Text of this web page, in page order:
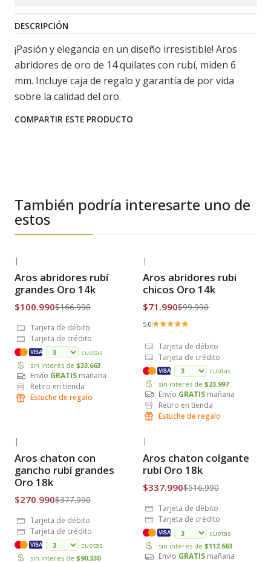
DESCRIPCIÓN
¡Pasión y elegancia en un diseño irresistible! Aros
abridores de oro de 14 quilates con rubí, miden 6
mm. Incluye caja de regalo y garantía de por vida
sobre la calidad del oro.
COMPARTIR ESTE PRODUCTO
También podría interesarte uno de
estos
Envío Gratis
|
Aros abridores rubí
grandes Oro 14k
$100.990$166.990
Tarjeta de débito
Tarjeta de crédito
VISA
cuotas
sin interés de $33.663
Envío GRATIS mañana
Retiro en tienda
Estuche de regalo
Envío Gratis
|
Aros abridores rubi
chicos Oro 14k
$71.990$99.990
5.0
Tarjeta de débito
Tarjeta de crédito
VISA
cuotas
sin interés de $23.997
Envío GRATIS mañana
Retiro en tienda
Estuche de regalo
Envío Gratis
|
Aros chaton con
gancho rubí grandes
Oro 18k
$270.990$377.990
Tarjeta de débito
Tarjeta de crédito
VISA
cuotas
sin interés de $90.330
Envío Gratis
|
Aros chaton colgante
rubí Oro 18k
$337.990$516.990
Tarjeta de débito
Tarjeta de crédito
VISA
cuotas
sin interés de $112.663
Envío GRATIS mañana